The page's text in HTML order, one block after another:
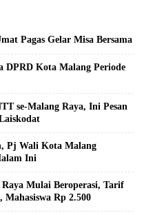
Pagas Gelar Misa Bersama
DPRD Kota Malang Periode
se-Malang Raya, Ini Pesan
Pj Wali Kota Malang
Ini
Mulai Beroperasi, Tarif
Mahasiswa Rp 2.500